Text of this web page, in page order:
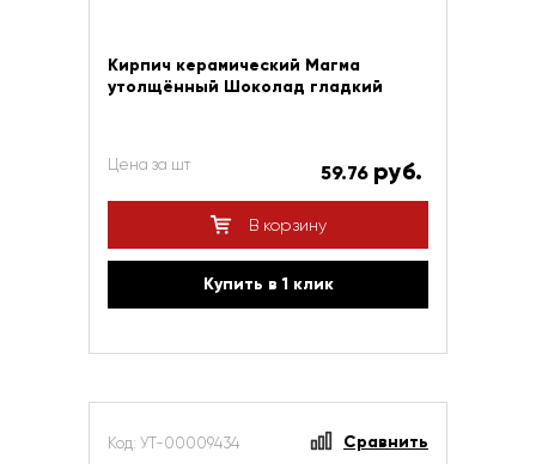
Кирпич керамический Магма
утолщённый Шоколад гладкий
Цена за шт 59.76 руб.
В корзину
Купить в 1 клик
Код: УТ-00009434 Сравнить